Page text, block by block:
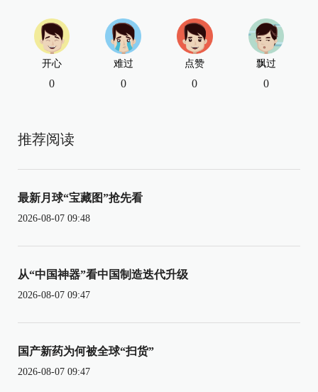
开心
0
难过
0
点赞
0
飘过
0
推荐阅读
最新月球“宝藏图”抢先看
2026-08-07 09:48
从“中国神器”看中国制造迭代升级
2026-08-07 09:47
国产新药为何被全球“扫货”
2026-08-07 09:47